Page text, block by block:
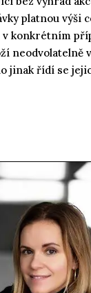
platnou
neodvolatelně
řídí se